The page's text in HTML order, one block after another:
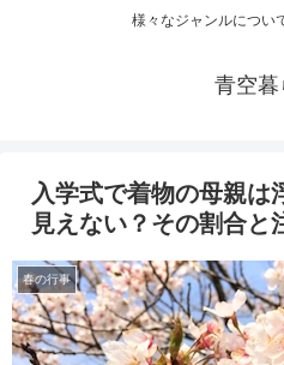
様々なジャンルについ
青空暮
入学式で着物の母親は
見えない？その割合と
春の行事